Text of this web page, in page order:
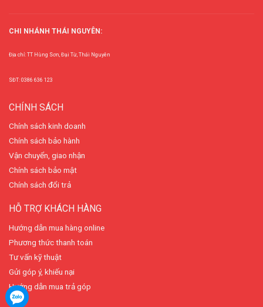
CHI NHÁNH THÁI NGUYÊN:
Địa chỉ: TT Hùng Sơn, Đại Từ, Thái Nguyên
SĐT: 0386 636 123
CHÍNH SÁCH
Chính sách kinh doanh
Chính sách bảo hành
Vận chuyển, giao nhận
Chính sách bảo mật
Chính sách đổi trả
HỖ TRỢ KHÁCH HÀNG
Hướng dẫn mua hàng online
Phương thức thanh toán
Tư vấn kỹ thuật
Gửi góp ý, khiếu nại
Hướng dẫn mua trả góp